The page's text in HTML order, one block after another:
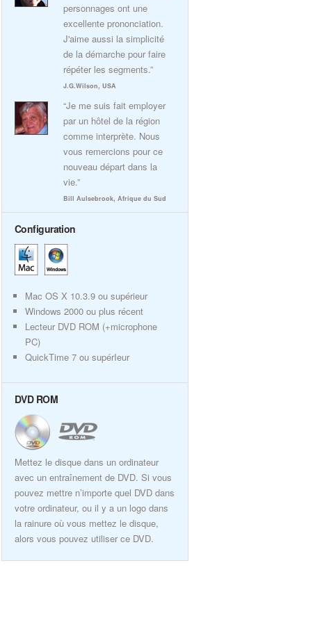
personnages ont une
excellente prononciation.
J'aime aussi la simplicité
de la démarche pour faire
répéter les segments.”
J.G.Wilson, USA
“Je me suis fait employer
par un hôtel de la région
comme interprète. Nous
vous remercions pour ce
nouveau départ dans la
vie.”
Bill Aulsebrook, Afrique du Sud
Configuration
Mac OS X 10.3.9 ou supérieur
Windows 2000 ou plus récent
Lecteur DVD ROM (+microphone
PC)
QuickTime 7 ou supérIeur
DVD ROM
Mettez le disque dans un ordinateur
avec un entraînement de DVD. Si vous
pouvez mettre n’importe quel DVD dans
votre ordinateur, ou il y a un logo dans
la rainure où vous mettez le disque,
alors vous pouvez utiliser ce DVD.